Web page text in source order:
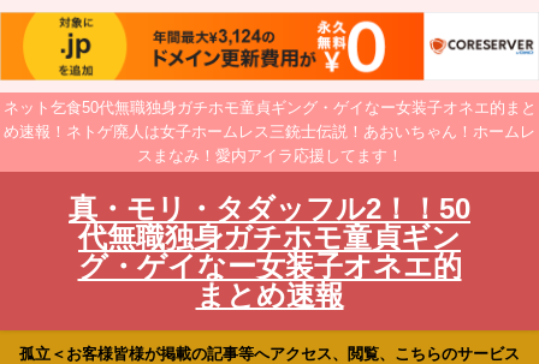
ネット乞食50代無職独身ガチホモ童貞ギング・ゲイなー女装子オネエ的まと
め速報！ネトゲ廃人は女子ホームレス三銃士伝説！あおいちゃん！ホームレ
スまなみ！愛内アイラ応援してます！
真・モリ・タダッフル2！！50
代無職独身ガチホモ童貞ギン
グ・ゲイなー女装子オネエ的
まとめ速報
孤立＜お客様皆様が掲載の記事等へアクセス、閲覧、こちらのサービス